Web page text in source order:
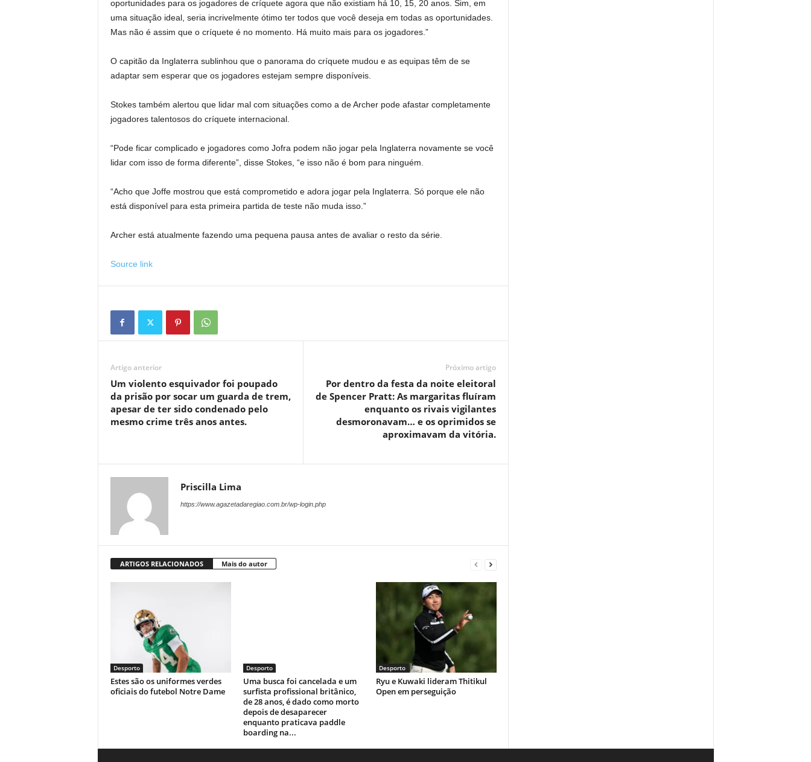
oportunidades para os jogadores de críquete agora que não existiam há 10, 15, 20 anos. Sim, em
uma situação ideal, seria incrivelmente ótimo ter todos que você deseja em todas as oportunidades.
Mas não é assim que o críquete é no momento. Há muito mais para os jogadores.”
O capitão da Inglaterra sublinhou que o panorama do críquete mudou e as equipas têm de se
adaptar sem esperar que os jogadores estejam sempre disponíveis.
Stokes também alertou que lidar mal com situações como a de Archer pode afastar completamente
jogadores talentosos do críquete internacional.
“Pode ficar complicado e jogadores como Jofra podem não jogar pela Inglaterra novamente se você
lidar com isso de forma diferente”, disse Stokes, “e isso não é bom para ninguém.
“Acho que Joffe mostrou que está comprometido e adora jogar pela Inglaterra. Só porque ele não
está disponível para esta primeira partida de teste não muda isso.”
Archer está atualmente fazendo uma pequena pausa antes de avaliar o resto da série.
Source link
Artigo anterior
Um violento esquivador foi poupado
da prisão por socar um guarda de trem,
apesar de ter sido condenado pelo
mesmo crime três anos antes.
Próximo artigo
Por dentro da festa da noite eleitoral
de Spencer Pratt: As margaritas fluíram
enquanto os rivais vigilantes
desmoronavam… e os oprimidos se
aproximavam da vitória.
Priscilla Lima
https://www.agazetadaregiao.com.br/wp-login.php
ARTIGOS RELACIONADOS Mais do autor
Desporto
Estes são os uniformes verdes
oficiais do futebol Notre Dame
Desporto
Uma busca foi cancelada e um
surfista profissional britânico,
de 28 anos, é dado como morto
depois de desaparecer
enquanto praticava paddle
boarding na...
Desporto
Ryu e Kuwaki lideram Thitikul
Open em perseguição